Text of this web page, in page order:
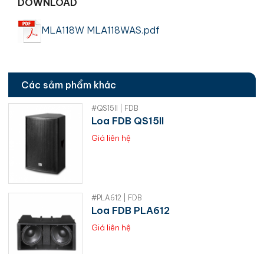
MLA118W MLA118WAS.pdf
Các sảm phẩm khác
#QS15II | FDB
Loa FDB QS15II
Giá liên hệ
#PLA612 | FDB
Loa FDB PLA612
Giá liên hệ